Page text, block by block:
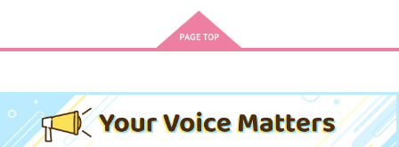
作品詳細
だろな(再販)
もちもち水産
専売 787円（税込）
もちもち水産
専売 315円（税込）